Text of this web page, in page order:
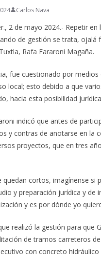
Carlos Nava
2 de mayo 2024.- Repetir
de gestión se trata,
Rafa Fararoni Magaña.
fue cuestionado por
local; esto debido a que
hacia esta posibilidad
indicó que antes de
y contras de anotarse en la
proyectos, que en tres
quedan cortos, imagínense
y preparación jurídica y
y es por dónde yo
realizó la gestión para que
de tramos carreteros
con concreto